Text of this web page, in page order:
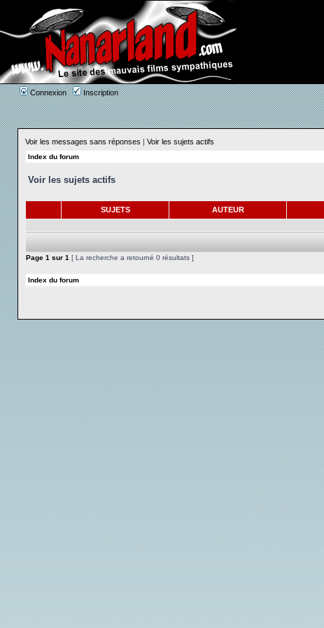
Connexion Inscription
Voir les messages sans réponses | Voir les sujets actifs
Index du forum
Voir les sujets actifs
SUJETS AUTEUR
Page 1 sur 1 [ La recherche a retourné 0 résultats ]
Index du forum